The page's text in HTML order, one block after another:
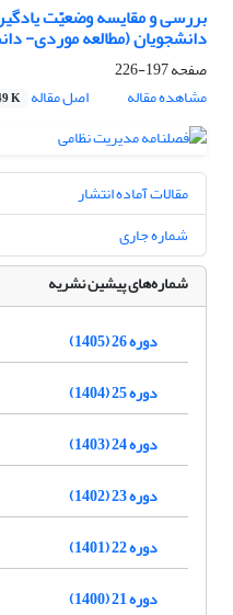
بررسی و مقایسه وضعیّت
دانشجویان (مطالعه موردی-
صفحه197-226
مشاهده مقاله
اصل مقاله K
مقالات آماده انتشار
شماره جاری
شماره‌های پیشین نشریه
دوره 26 (1405)
دوره 25 (1404)
دوره 24 (1403)
دوره 23 (1402)
دوره 22 (1401)
دوره 21 (1400)